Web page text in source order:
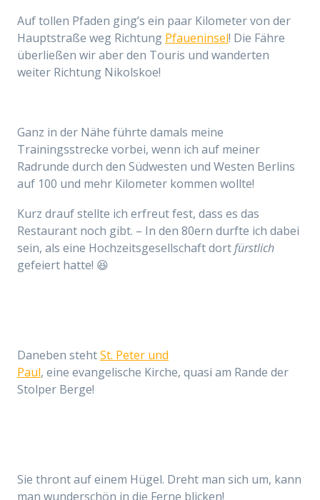
Auf tollen Pfaden ging’s ein paar Kilometer von der
Hauptstraße weg Richtung Pfaueninsel! Die Fähre
überließen wir aber den Touris und wanderten
weiter Richtung Nikolskoe!
Ganz in der Nähe führte damals meine
Trainingsstrecke vorbei, wenn ich auf meiner
Radrunde durch den Südwesten und Westen Berlins
auf 100 und mehr Kilometer kommen wollte!
Kurz drauf stellte ich erfreut fest, dass es das
Restaurant noch gibt. – In den 80ern durfte ich dabei
sein, als eine Hochzeitsgesellschaft dortfürstlich
gefeiert hatte! 😆
Daneben stehtSt. Peter und
Paul, eine evangelische Kirche, quasi am Rande der
Stolper Berge!
Sie thront auf einem Hügel. Dreht man sich um, kann
man wunderschön in die Ferne blicken!